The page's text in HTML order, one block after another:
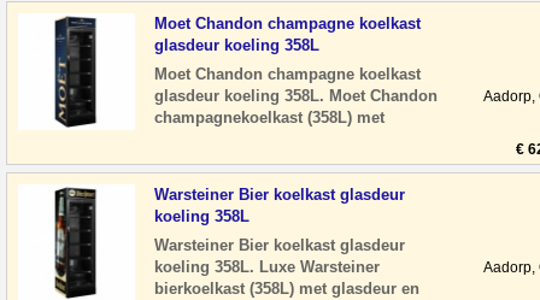
Moet Chandon champagne koelkast
glasdeur koeling 358L
Moet Chandon champagne koelkast
glasdeur koeling 358L. Moet Chandon
champagnekoelkast (358L) met
energiezuinig, i
Aadorp,
€
Warsteiner Bier koelkast glasdeur
koeling 358L
Warsteiner Bier koelkast glasdeur
koeling 358L. Luxe Warsteiner
bierkoelkast (358L) met glasdeur en
Aadorp,